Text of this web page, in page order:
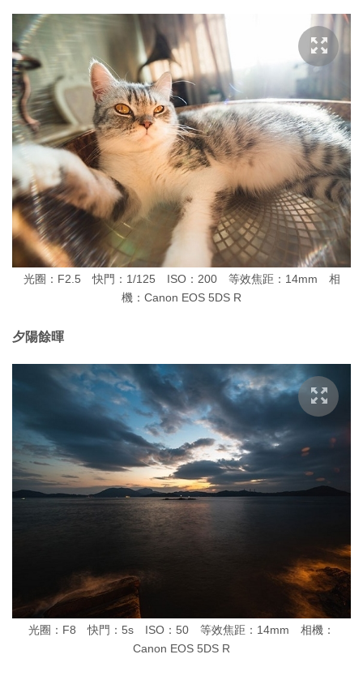
光圈：F2.5 快門：1/125 ISO：200 等效焦距：14mm 相
機：Canon EOS 5DS R
夕陽餘暉
光圈：F8 快門：5s ISO：50 等效焦距：14mm 相機：
Canon EOS 5DS R